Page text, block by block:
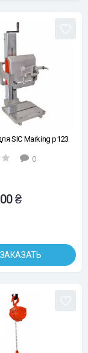
SIC Marking p123
0
₴
ЗАКАЗАТЬ